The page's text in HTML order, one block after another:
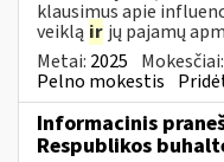
klausimus apie
veiklą ir jų pajamų
Metai: 2025 Mokesčiai:
Pelno mokestis
Informacinis
Respublikos